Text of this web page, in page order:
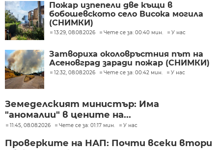
Пожар изпепели две къщи в
бобошевското село Висока могила
(СНИМКИ)
13:29, 08.08.2026 Чете се за: 00:40 мин. У нас
Затвориха околовръстния път на
Асеновград заради пожар (СНИМКИ)
12:32, 08.08.2026 Чете се за: 00:42 мин. У нас
Земеделският министър: Има
"аномалии" в цените на...
11:45, 08.08.2026 Чете се за: 01:17 мин. У нас
Проверките на НАП: Почти всеки втори